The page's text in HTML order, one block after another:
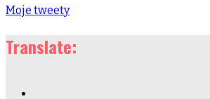
Moje tweety
Translate: